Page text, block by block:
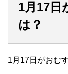
1月17日
は？
1月17日がおむ